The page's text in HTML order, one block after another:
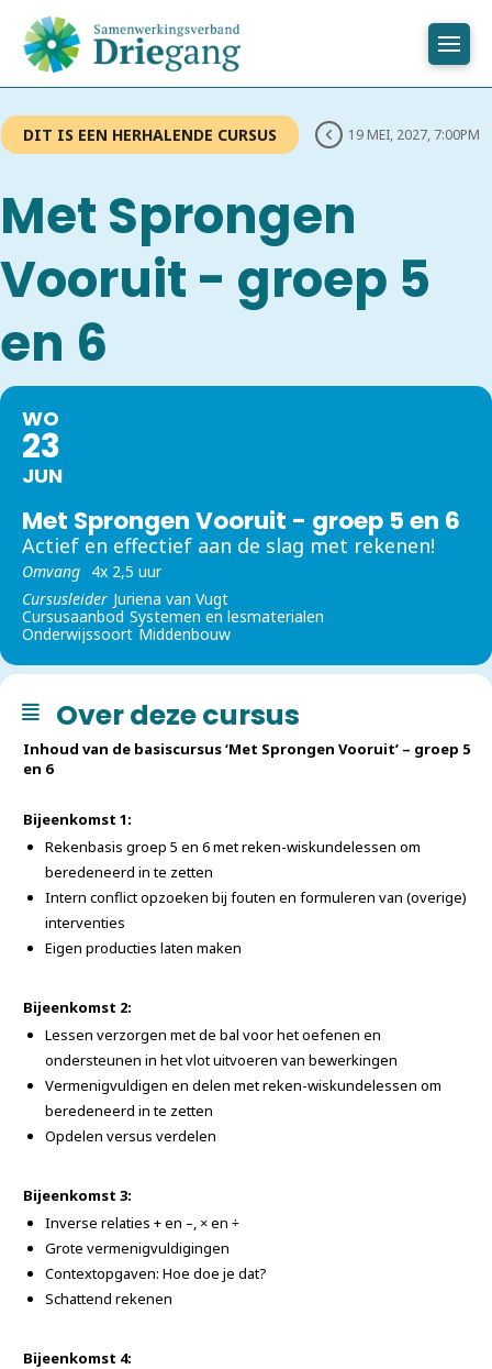
DIT IS EEN HERHALENDE CURSUS 19 MEI, 2027, 7:00PM
Met Sprongen
Vooruit - groep 5
en 6
WO
23
JUN
Met Sprongen Vooruit - groep 5 en 6
Actief en effectief aan de slag met rekenen!
Omvang 4x 2,5 uur
Cursusleider Juriena van Vugt
Cursusaanbod Systemen en lesmaterialen
Onderwijssoort Middenbouw
Over deze cursus
Inhoud van de basiscursus ‘Met Sprongen Vooruit’ – groep 5
en 6
Bijeenkomst 1:
Rekenbasis groep 5 en 6 met reken-wiskundelessen om
beredeneerd in te zetten
Intern conflict opzoeken bij fouten en formuleren van (overige)
interventies
Eigen producties laten maken
Bijeenkomst 2:
Lessen verzorgen met de bal voor het oefenen en
ondersteunen in het vlot uitvoeren van bewerkingen
Vermenigvuldigen en delen met reken-wiskundelessen om
beredeneerd in te zetten
Opdelen versus verdelen
Bijeenkomst 3:
Inverse relaties + en –, × en ÷
Grote vermenigvuldigingen
Contextopgaven: Hoe doe je dat?
Schattend rekenen
Bijeenkomst 4: